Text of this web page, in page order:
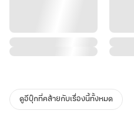
--
สวัสดีค่ะนักอ่านที่น่ารักทุกท่าน ยินดี
ดูอีบุ๊กที่คล้ายกับเรื่องนี้ทั้งหมด